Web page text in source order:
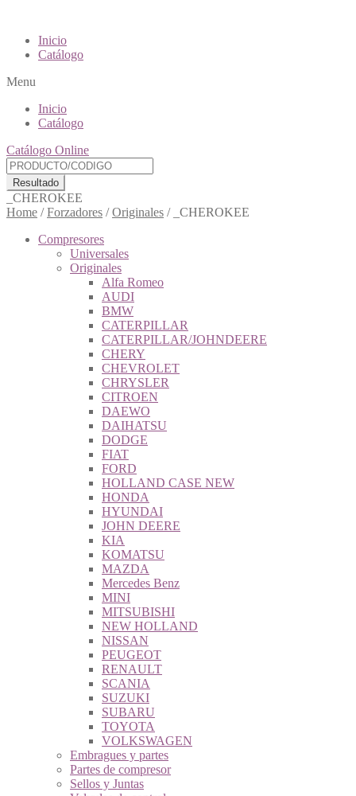
Inicio
Catálogo
Menu
Inicio
Catálogo
Catálogo Online
Resultado
_CHEROKEE
Home /Forzadores /Originales /
_CHEROKEE
Compresores
Universales
Originales
Alfa Romeo
AUDI
BMW
CATERPILLAR
CATERPILLAR/JOHNDEERE
CHERY
CHEVROLET
CHRYSLER
CITROEN
DAEWO
DAIHATSU
DODGE
FIAT
FORD
HOLLAND CASE NEW
HONDA
HYUNDAI
JOHN DEERE
KIA
KOMATSU
MAZDA
Mercedes Benz
MINI
MITSUBISHI
NEW HOLLAND
NISSAN
PEUGEOT
RENAULT
SCANIA
SUZUKI
SUBARU
TOYOTA
VOLKSWAGEN
Embragues y partes
Partes de compresor
Sellos y Juntas